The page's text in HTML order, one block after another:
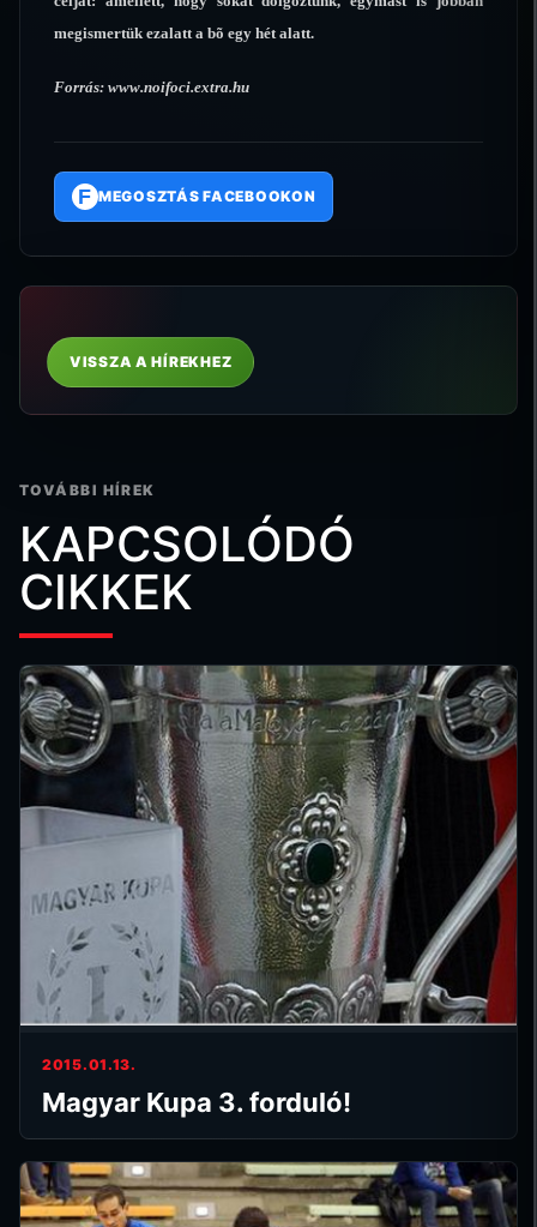
megismertük ezalatt a bõ egy hét alatt.
Forrás: www.noifoci.extra.hu
F MEGOSZTÁS FACEBOOKON
VISSZA A HÍREKHEZ
TOVÁBBI HÍREK
KAPCSOLÓDÓ
CIKKEK
2015.01.13.
Magyar Kupa 3. forduló!